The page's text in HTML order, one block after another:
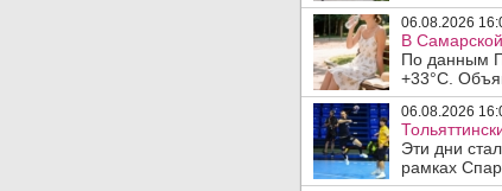
06.08.2026
В
По данным
+33°C.
06.08.2026
Эти дни
рамках